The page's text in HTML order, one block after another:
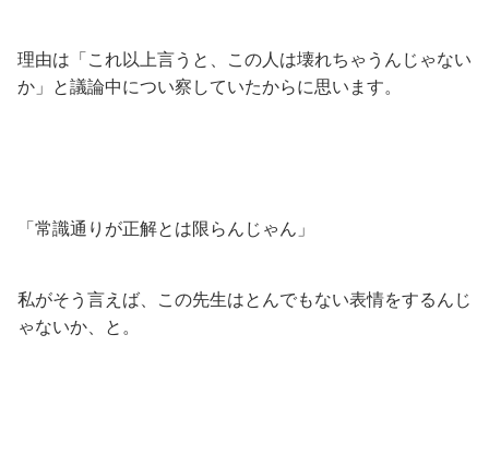
理由は「これ以上言うと、この人は壊れちゃうんじゃない
か」と議論中につい察していたからに思います。
「常識通りが正解とは限らんじゃん」
私がそう言えば、この先生はとんでもない表情をするんじ
ゃないか、と。